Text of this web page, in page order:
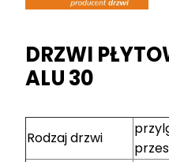
DRZWI
ALU 30
Rodzaj drzwi